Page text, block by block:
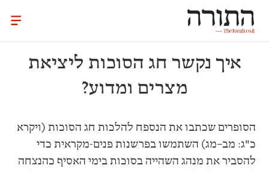
איך נקשר חג הסוכות ליציאת
מצרים ומדוע?
הסופרים שכתבו את הנספח להלכות חג הסוכות (ויקרא
כ"ג: מב–מג) השתמשו בפרשנות פנים-מקראית כדי
להסביר את מנהג השהייה בסוכות בימי האסיף כהנצחה